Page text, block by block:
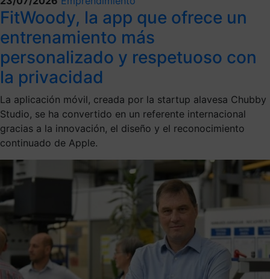
FitWoody, la app que ofrece un
entrenamiento más
personalizado y respetuoso con
la privacidad
La aplicación móvil, creada por la startup alavesa Chubby
Studio, se ha convertido en un referente internacional
gracias a la innovación, el diseño y el reconocimiento
continuado de Apple.